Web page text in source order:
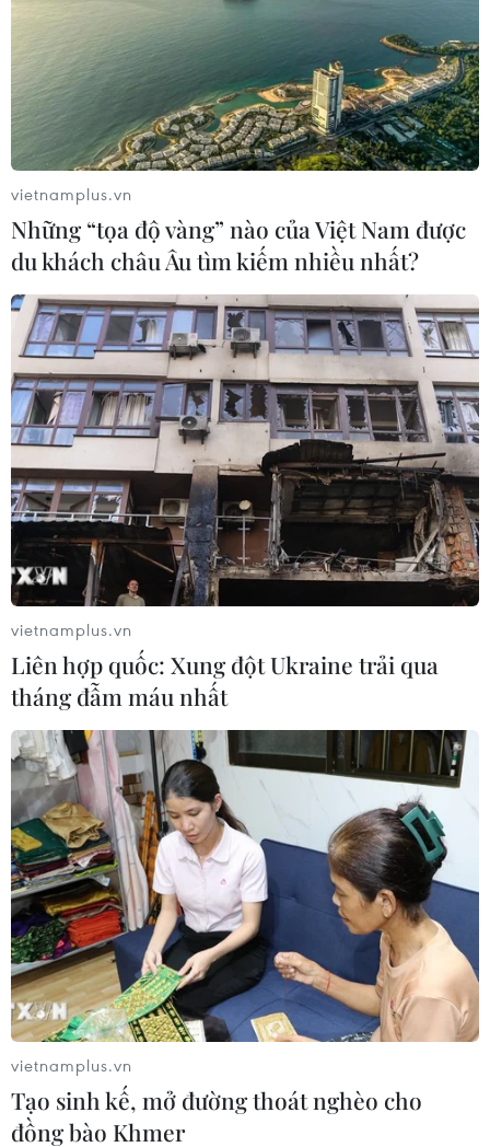
vietnamplus.vn
Những “tọa độ vàng” nào của Việt Nam được
du khách châu Âu tìm kiếm nhiều nhất?
vietnamplus.vn
Liên hợp quốc: Xung đột Ukraine trải qua
tháng đẫm máu nhất
vietnamplus.vn
Tạo sinh kế, mở đường thoát nghèo cho
đồng bào Khmer